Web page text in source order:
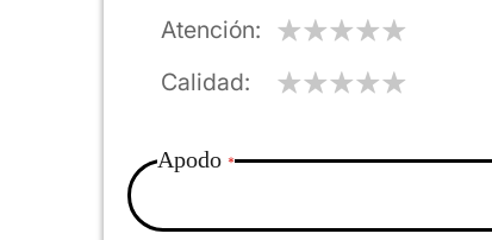
Atención
Calidad
Apodo